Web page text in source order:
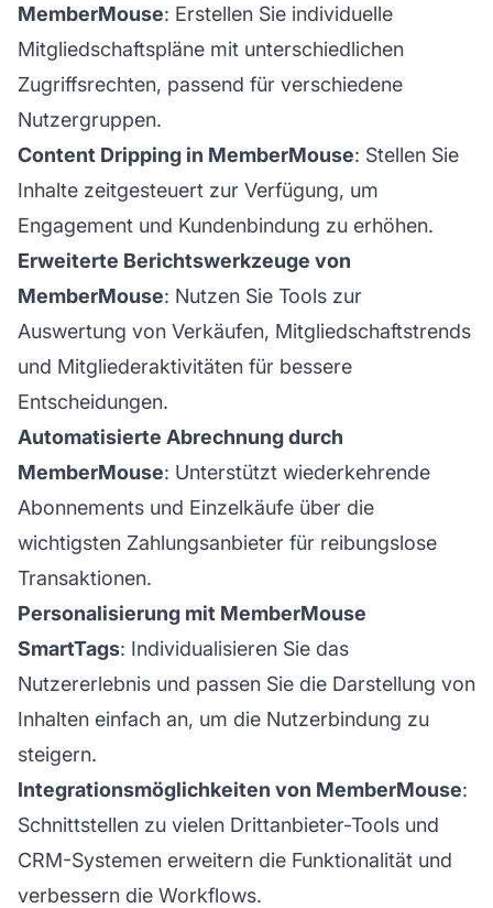
MemberMouse: Erstellen Sie individuelle
Mitgliedschaftspläne mit unterschiedlichen
Zugriffsrechten, passend für verschiedene
Nutzergruppen.
Content Dripping in MemberMouse: Stellen Sie
Inhalte zeitgesteuert zur Verfügung, um
Engagement und Kundenbindung zu erhöhen.
Erweiterte Berichtswerkzeuge von
MemberMouse: Nutzen Sie Tools zur
Auswertung von Verkäufen, Mitgliedschaftstrends
und Mitgliederaktivitäten für bessere
Entscheidungen.
Automatisierte Abrechnung durch
MemberMouse: Unterstützt wiederkehrende
Abonnements und Einzelkäufe über die
wichtigsten Zahlungsanbieter für reibungslose
Transaktionen.
Personalisierung mit MemberMouse
SmartTags: Individualisieren Sie das
Nutzererlebnis und passen Sie die Darstellung von
Inhalten einfach an, um die Nutzerbindung zu
steigern.
Integrationsmöglichkeiten von MemberMouse:
Schnittstellen zu vielen Drittanbieter-Tools und
CRM-Systemen erweitern die Funktionalität und
verbessern die Workflows.